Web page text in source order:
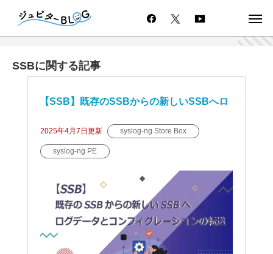
SSBに関する記事
【SSB】既存のSSBからの新しいSSBへロ
グスペースとコンフィグレーションの転送
2025年4月7日 更新 syslog-ng Store Box
syslog-ng PE